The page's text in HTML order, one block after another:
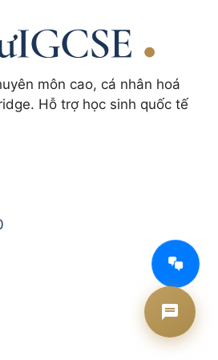
môn cao, cá nhân hoá
Hỗ trợ học sinh quốc tế